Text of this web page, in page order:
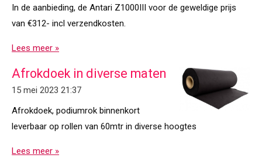
In de aanbieding, de Antari Z1000III voor de geweldige prijs
van €312- incl verzendkosten.
Lees meer »
Afrokdoek in diverse maten
15 mei 2023 21:37
Afrokdoek, podiumrok binnenkort
leverbaar op rollen van 60mtr in diverse hoogtes
Lees meer »